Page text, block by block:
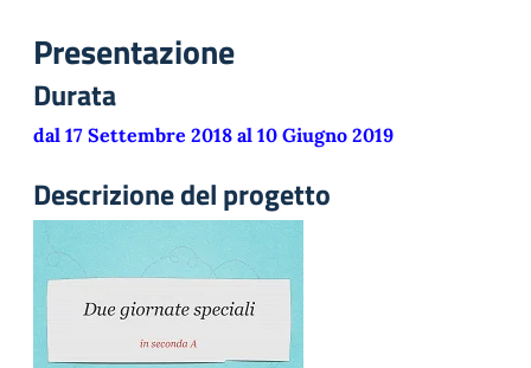
Presentazione
Durata
dal 17 Settembre 2018 al 10 Giugno 2019
Descrizione del progetto